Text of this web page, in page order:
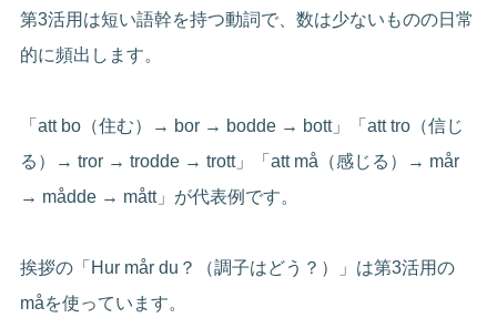
第3活用は短い語幹を持つ動詞で、数は少ないものの日常
的に頻出します。
「att bo（住む）→ bor → bodde → bott」「att tro（信じ
る）→ tror → trodde → trott」「att må（感じる）→ mår
→ mådde → mått」が代表例です。
挨拶の「Hur mår du？（調子はどう？）」は第3活用の
måを使っています。